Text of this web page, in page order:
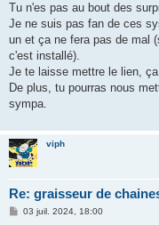
Tu n'es pas au bout des
Je ne suis pas fan de ces
un et ça ne fera pas de mal
c'est installé).
Je te laisse mettre le lien,
De plus, tu pourras nous
sympa.
viph
Re: graisseur de
M03 juil. 2024, 18:00